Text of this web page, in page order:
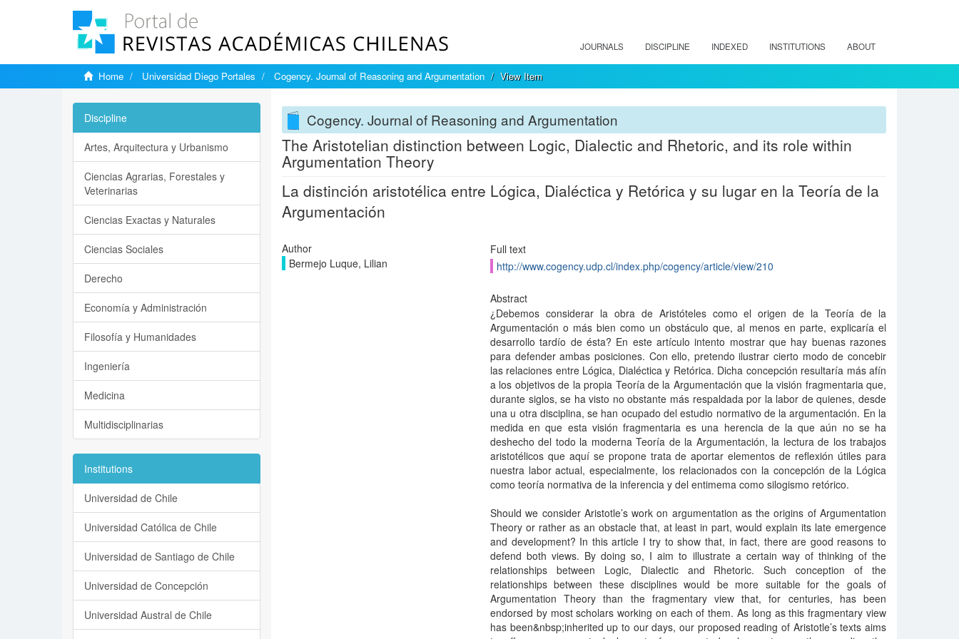
JOURNALS DISCIPLINE INDEXED INSTITUTIONS ABOUT
Home Universidad Diego Portales Cogency. Journal of Reasoning and Argumentation View Item
Cogency. Journal of Reasoning and Argumentation
The Aristotelian distinction between Logic, Dialectic and Rhetoric, and its role within
Argumentation Theory
La distinción aristotélica entre Lógica, Dialéctica y Retórica y su lugar en la Teoría de la
Argumentación
Author
Bermejo Luque, Lilian
Full text
http://www.cogency.udp.cl/index.php/cogency/article/view/210
Abstract
¿Debemos considerar la obra de Aristóteles como el origen de la Teoría de la
Argumentación o más bien como un obstáculo que, al menos en parte, explicaría el
desarrollo tardío de ésta? En este artículo intento mostrar que hay buenas razones
para defender ambas posiciones. Con ello, pretendo ilustrar cierto modo de concebir
las relaciones entre Lógica, Dialéctica y Retórica. Dicha concepción resultaría más afín
a los objetivos de la propia Teoría de la Argumentación que la visión fragmentaria que,
durante siglos, se ha visto no obstante más respaldada por la labor de quienes, desde
una u otra disciplina, se han ocupado del estudio normativo de la argumentación. En la
medida en que esta visión fragmentaria es una herencia de la que aún no se ha
deshecho del todo la moderna Teoría de la Argumentación, la lectura de los trabajos
aristotélicos que aquí se propone trata de aportar elementos de reflexión útiles para
nuestra labor actual, especialmente, los relacionados con la concepción de la Lógica
como teoría normativa de la inferencia y del entimema como silogismo retórico.
Should we consider Aristotle’s work on argumentation as the origins of Argumentation
Theory or rather as an obstacle that, at least in part, would explain its late emergence
and development? In this article I try to show that, in fact, there are good reasons to
defend both views. By doing so, I aim to illustrate a certain way of thinking of the
relationships between Logic, Dialectic and Rhetoric. Such conception of the
relationships between these disciplines would be more suitable for the goals of
Argumentation Theory than the fragmentary view that, for centuries, has been
endorsed by most scholars working on each of them. As long as this fragmentary view
has been&nbsp;inherited up to our days, our proposed reading of Aristotle’s texts aims
Discipline
Artes, Arquitectura y Urbanismo
Ciencias Agrarias, Forestales y
Veterinarias
Ciencias Exactas y Naturales
Ciencias Sociales
Derecho
Economía y Administración
Filosofía y Humanidades
Ingeniería
Medicina
Multidisciplinarias
Institutions
Universidad de Chile
Universidad Católica de Chile
Universidad de Santiago de Chile
Universidad de Concepción
Universidad Austral de Chile